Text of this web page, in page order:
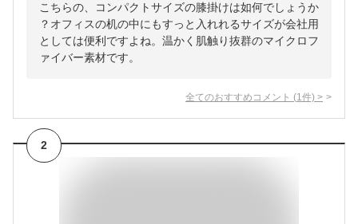
こちらの、コンパクトサイズの膝掛けは如何でしょうか
？オフィスの机の中にもすっと入れれるサイズが会社用
としては便利ですよね。温かく肌触り抜群のマイクロフ
ァイバー素材です。
全てのおすすめコメント (1 件) >
2